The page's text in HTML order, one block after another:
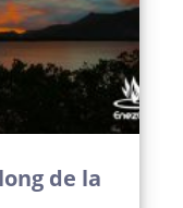
de la